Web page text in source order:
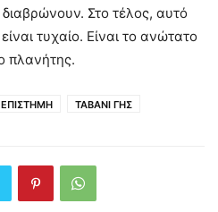
Στο τέλος, αυτό
τυχαίο. Είναι το ανώτατο
πλανήτης.
ΕΠΙΣΤΗΜΗ ΤΑΒΑΝΙ ΓΗΣ